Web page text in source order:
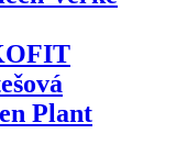
Plant